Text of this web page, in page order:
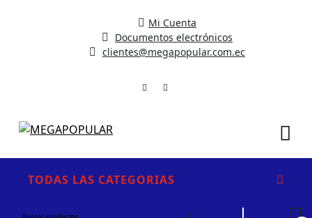
Mi Cuenta
Documentos electrónicos
clientes@megapopular.com.ec
TODAS LAS CATEGORIAS